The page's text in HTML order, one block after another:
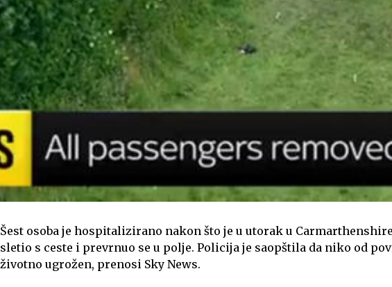
Šest osoba je hospitalizirano nakon što je u utorak u
sletio s ceste i prevrnuo se u polje. Policija je saopštila da niko od
životno ugrožen, prenosi Sky News.